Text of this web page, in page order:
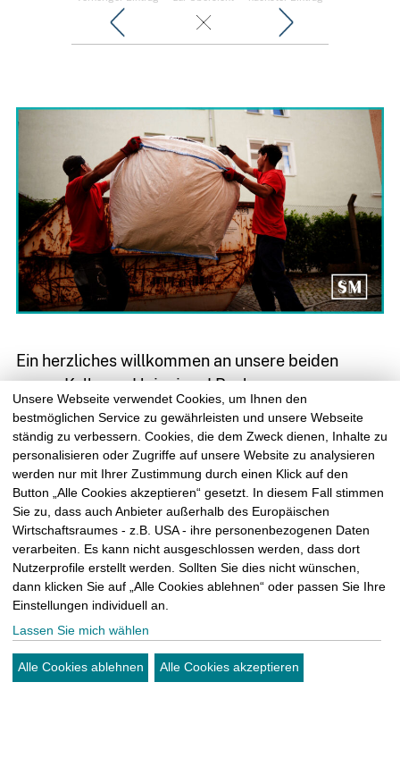
03764
7934399
kontakt@sm-
kattner.de
Ein herzliches willkommen an unsere beiden
neuen Kollegen Hajeyj und Bashar.
Seit Kurzem verstärken Sie das Team der
Keimwerker und packen ordentlich mit an.
Wir freuen uns, dass ihr bei uns seid und über die
neu gewonnene Unterstützung – Willkommen im
Team SM Kattner!
nächster Eintrag
Unsere Webseite verwendet Cookies, um Ihnen den
bestmöglichen Service zu gewährleisten und unsere Webseite
ständig zu verbessern. Cookies, die dem Zweck dienen, Inhalte zu
personalisieren oder Zugriffe auf unsere Website zu analysieren
werden nur mit Ihrer Zustimmung durch einen Klick auf den
Button „Alle Cookies akzeptieren“ gesetzt. In diesem Fall stimmen
Sie zu, dass auch Anbieter außerhalb des Europäischen
Wirtschaftsraumes - z.B. USA - ihre personenbezogenen Daten
verarbeiten. Es kann nicht ausgeschlossen werden, dass dort
Nutzerprofile erstellt werden. Sollten Sie dies nicht wünschen,
dann klicken Sie auf „Alle Cookies ablehnen“ oder passen Sie Ihre
Einstellungen individuell an.
Lassen Sie mich wählen
Alle Cookies ablehnen Alle Cookies akzeptieren